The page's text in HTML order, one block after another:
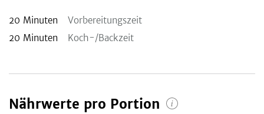
20 Minuten
Vorbereitungszeit
20 Minuten Koch-/Backzeit
Nährwerte pro Portion